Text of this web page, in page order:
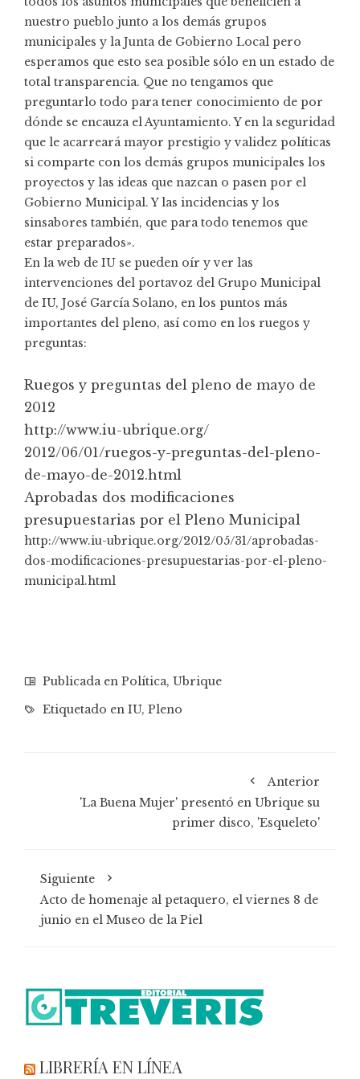
nuestro pueblo junto a los demás grupos
municipales y la Junta de Gobierno Local pero
esperamos que esto sea posible sólo en un estado de
total transparencia. Que no tengamos que
preguntarlo todo para tener conocimiento de por
dónde se encauza el Ayuntamiento. Y en la seguridad
que le acarreará mayor prestigio y validez políticas
si comparte con los demás grupos municipales los
proyectos y las ideas que nazcan o pasen por el
Gobierno Municipal. Y las incidencias y los
sinsabores también, que para todo tenemos que
estar preparados».
En la web de IU se pueden oír y ver las
intervenciones del portavoz del Grupo Municipal
de IU, José García Solano, en los puntos más
importantes del pleno, así como en los ruegos y
preguntas:
Ruegos y preguntas del pleno de mayo de
2012
http://www.iu-ubrique.org/
2012/06/01/ruegos-y-preguntas-del-pleno-
de-mayo-de-2012.html
Aprobadas dos modificaciones
presupuestarias por el Pleno Municipal
http://www.iu-ubrique.org/2012/05/31/aprobadas-
dos-modificaciones-presupuestarias-por-el-pleno-
municipal.html
Publicada en Política, Ubrique
Etiquetado en IU, Pleno
Anterior
'La Buena Mujer' presentó en Ubrique su
primer disco, 'Esqueleto'
Siguiente
Acto de homenaje al petaquero, el viernes 8 de
junio en el Museo de la Piel
LIBRERÍA EN LÍNEA